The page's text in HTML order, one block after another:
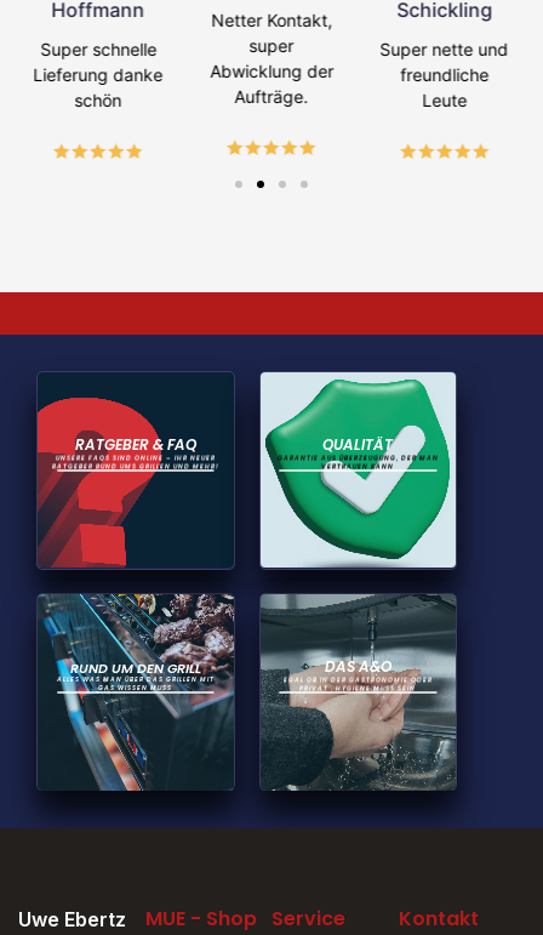
Hoffmann
Super schnelle
Lieferung danke
schön
Netter Kontakt,
super
Abwicklung der
Aufträge.
Schickling
Super nette und
freundliche
Leute
RATGEBER & FAQ
UNSERE FAQS SIND ONLINE – IHR NEUER
RATGEBER RUND UMS GRILLEN UND MEHR!
QUALITÄT
GARANTIE AUS ÜBERZEUGUNG, DER MAN
VERTRAUEN KANN
RUND UM DEN GRILL
ALLES WAS MAN ÜBER DAS GRILLEN MIT
GAS WISSEN MUSS
DAS A&O
EGAL OB IN DER GASTRONOMIE ODER
PRIVAT , HYGIENE MUSS SEIN
Uwe Ebertz
MUE - Shop Service
Kontakt